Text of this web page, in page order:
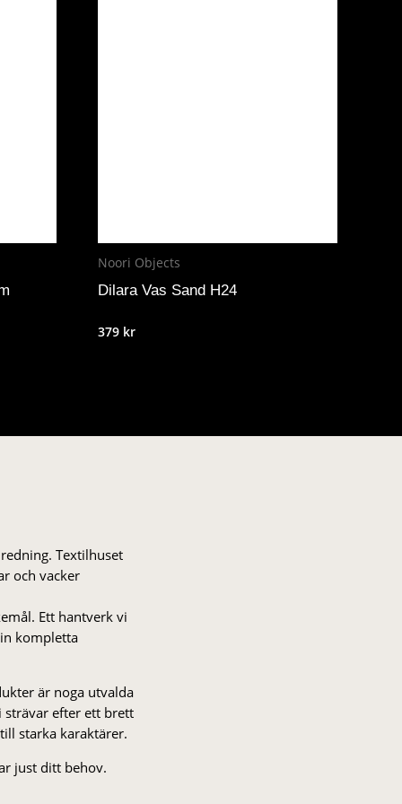
Noori Objects
Dilara Vas Sand H24
379 kr
Textilhuset
och vacker
Ett hantverk vi
kompletta
är noga utvalda
strä­var efter ett brett
starka karaktärer.
just ditt behov.